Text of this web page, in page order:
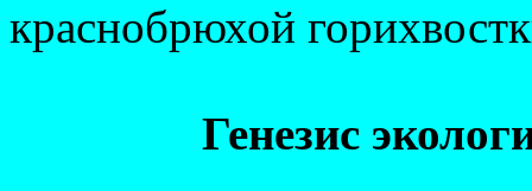
краснобрюхой
Генезис